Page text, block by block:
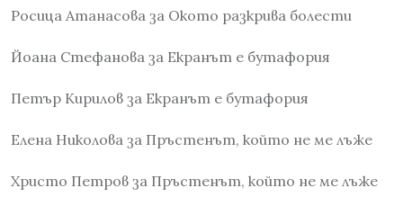
Росица Атанасова за Окото разкрива болести
Йоана Стефанова за Екранът е бутафория
Петър Кирилов за Екранът е бутафория
Елена Николова за Пръстенът, който не ме лъже
Христо Петров за Пръстенът, който не ме лъже